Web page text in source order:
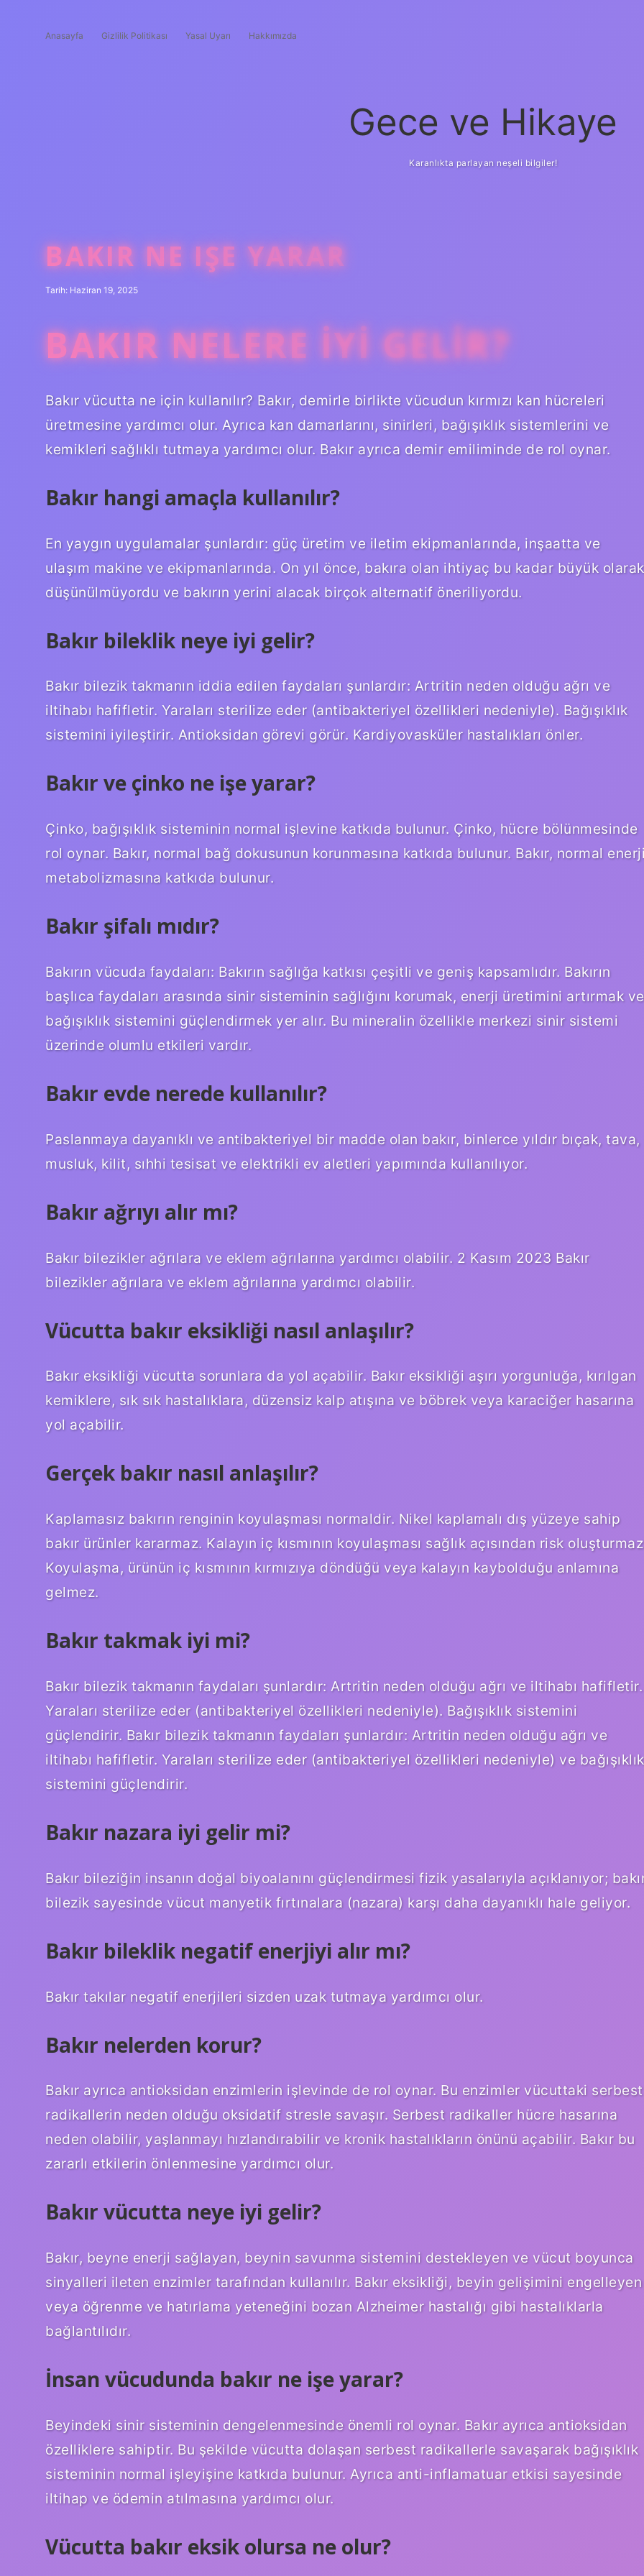
Anasayfa Gizlilik Politikası Yasal Uyarı Hakkımızda
Gece ve Hikaye
Karanlıkta parlayan neşeli bilgiler!
BAKIR NE IŞE YARAR
Tarih: Haziran 19, 2025
BAKIR NELERE IYI GELIR?
Bakır vücutta ne için kullanılır? Bakır, demirle birlikte vücudun kırmızı kan hücreleri
üretmesine yardımcı olur. Ayrıca kan damarlarını, sinirleri, bağışıklık sistemlerini ve
kemikleri sağlıklı tutmaya yardımcı olur. Bakır ayrıca demir emiliminde de rol oynar.
Bakır hangi amaçla kullanılır?
En yaygın uygulamalar şunlardır: güç üretim ve iletim ekipmanlarında, inşaatta ve
ulaşım makine ve ekipmanlarında. On yıl önce, bakıra olan ihtiyaç bu kadar büyük olarak
düşünülmüyordu ve bakırın yerini alacak birçok alternatif öneriliyordu.
Bakır bileklik neye iyi gelir?
Bakır bilezik takmanın iddia edilen faydaları şunlardır: Artritin neden olduğu ağrı ve
iltihabı hafifletir. Yaraları sterilize eder (antibakteriyel özellikleri nedeniyle). Bağışıklık
sistemini iyileştirir. Antioksidan görevi görür. Kardiyovasküler hastalıkları önler.
Bakır ve çinko ne işe yarar?
Çinko, bağışıklık sisteminin normal işlevine katkıda bulunur. Çinko, hücre bölünmesinde
rol oynar. Bakır, normal bağ dokusunun korunmasına katkıda bulunur. Bakır, normal
metabolizmasına katkıda bulunur.
Bakır şifalı mıdır?
Bakırın vücuda faydaları: Bakırın sağlığa katkısı çeşitli ve geniş kapsamlıdır. Bakırın
başlıca faydaları arasında sinir sisteminin sağlığını korumak, enerji üretimini artırmak ve
bağışıklık sistemini güçlendirmek yer alır. Bu mineralin özellikle merkezi sinir sistemi
üzerinde olumlu etkileri vardır.
Bakır evde nerede kullanılır?
Paslanmaya dayanıklı ve antibakteriyel bir madde olan bakır, binlerce yıldır bıçak, tava,
musluk, kilit, sıhhi tesisat ve elektrikli ev aletleri yapımında kullanılıyor.
Bakır ağrıyı alır mı?
Bakır bilezikler ağrılara ve eklem ağrılarına yardımcı olabilir. 2 Kasım 2023 Bakır
bilezikler ağrılara ve eklem ağrılarına yardımcı olabilir.
Vücutta bakır eksikliği nasıl anlaşılır?
Bakır eksikliği vücutta sorunlara da yol açabilir. Bakır eksikliği aşırı yorgunluğa, kırılgan
kemiklere, sık sık hastalıklara, düzensiz kalp atışına ve böbrek veya karaciğer hasarına
yol açabilir.
Gerçek bakır nasıl anlaşılır?
Kaplamasız bakırın renginin koyulaşması normaldir. Nikel kaplamalı dış yüzeye sahip
bakır ürünler kararmaz. Kalayın iç kısmının koyulaşması sağlık açısından risk
Koyulaşma, ürünün iç kısmının kırmızıya döndüğü veya kalayın kaybolduğu anlamına
gelmez.
Bakır takmak iyi mi?
Bakır bilezik takmanın faydaları şunlardır: Artritin neden olduğu ağrı ve iltihabı hafifletir.
Yaraları sterilize eder (antibakteriyel özellikleri nedeniyle). Bağışıklık sistemini
güçlendirir. Bakır bilezik takmanın faydaları şunlardır: Artritin neden olduğu ağrı ve
iltihabı hafifletir. Yaraları sterilize eder (antibakteriyel özellikleri nedeniyle) ve bağışıklık
sistemini güçlendirir.
Bakır nazara iyi gelir mi?
Bakır bileziğin insanın doğal biyoalanını güçlendirmesi fizik yasalarıyla açıklanıyor;
bilezik sayesinde vücut manyetik fırtınalara (nazara) karşı daha dayanıklı hale geliyor.
Bakır bileklik negatif enerjiyi alır mı?
Bakır takılar negatif enerjileri sizden uzak tutmaya yardımcı olur.
Bakır nelerden korur?
Bakır ayrıca antioksidan enzimlerin işlevinde de rol oynar. Bu enzimler vücuttaki serbest
radikallerin neden olduğu oksidatif stresle savaşır. Serbest radikaller hücre hasarına
neden olabilir, yaşlanmayı hızlandırabilir ve kronik hastalıkların önünü açabilir. Bakır bu
zararlı etkilerin önlenmesine yardımcı olur.
Bakır vücutta neye iyi gelir?
Bakır, beyne enerji sağlayan, beynin savunma sistemini destekleyen ve vücut boyunca
sinyalleri ileten enzimler tarafından kullanılır. Bakır eksikliği, beyin gelişimini engelleyen
veya öğrenme ve hatırlama yeteneğini bozan Alzheimer hastalığı gibi hastalıklarla
bağlantılıdır.
İnsan vücudunda bakır ne işe yarar?
Beyindeki sinir sisteminin dengelenmesinde önemli rol oynar. Bakır ayrıca antioksidan
özelliklere sahiptir. Bu şekilde vücutta dolaşan serbest radikallerle savaşarak bağışıklık
sisteminin normal işleyişine katkıda bulunur. Ayrıca anti-inflamatuar etkisi sayesinde
iltihap ve ödemin atılmasına yardımcı olur.
Vücutta bakır eksik olursa ne olur?